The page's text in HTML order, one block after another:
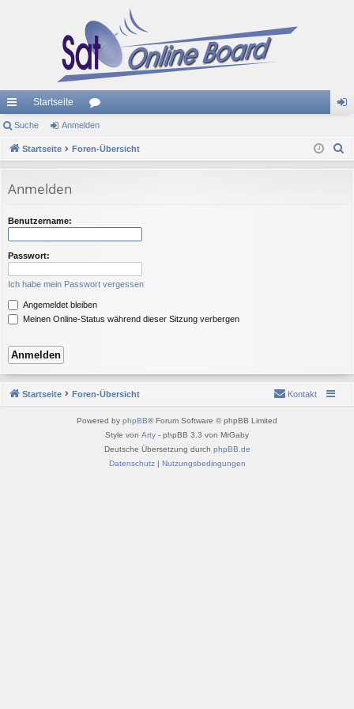
ch
ne
ug
riff
Startseite
or
en m
Suche Anmelden
Startseite Foren-Übersicht
Anmelden
Benutzername:
Passwort:
Ich habe mein Passwort vergessen
Angemeldet bleiben
Meinen Online-Status während dieser Sitzung verbergen
Startseite Foren-Übersicht Kontakt
Powered by phpBB® Forum Software © phpBB Limited
Style von Arty - phpBB 3.3 von MrGaby
Deutsche Übersetzung durch phpBB.de
Datenschutz| Nutzungsbedingungen